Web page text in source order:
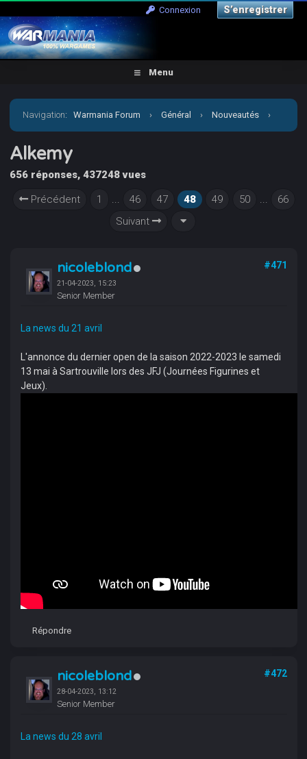
Connexion S’enregistrer
Menu
Navigation:Warmania Forum › Général › Nouveautés ›
Alkemy
Alkemy
656 réponses, 437248 vues
Précédent
1 ... 46 47 48 49 50 ...
66
Suivant
nicoleblond
21-04-2023, 15:23
Senior Member
#471
La news du 21 avril
L'annonce du dernier open de la saison 2022-2023 le samedi
13 mai à Sartrouville lors des JFJ (Journées Figurines et
Jeux).
Répondre
nicoleblond
28-04-2023, 13:12
Senior Member
#472
La news du 28 avril